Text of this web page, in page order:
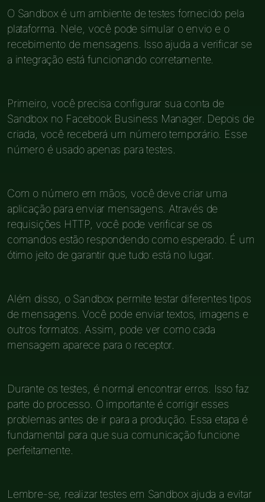
O Sandbox é um ambiente de testes fornecido pela
plataforma. Nele, você pode simular o envio e o
recebimento de mensagens. Isso ajuda a verificar se
a integração está funcionando corretamente.
Primeiro, você precisa configurar sua conta de
Sandbox no Facebook Business Manager. Depois de
criada, você receberá um número temporário. Esse
número é usado apenas para testes.
Com o número em mãos, você deve criar uma
aplicação para enviar mensagens. Através de
requisições HTTP, você pode verificar se os
comandos estão respondendo como esperado. É um
ótimo jeito de garantir que tudo está no lugar.
Além disso, o Sandbox permite testar diferentes tipos
de mensagens. Você pode enviar textos, imagens e
outros formatos. Assim, pode ver como cada
mensagem aparece para o receptor.
Durante os testes, é normal encontrar erros. Isso faz
parte do processo. O importante é corrigir esses
problemas antes de ir para a produção. Essa etapa é
fundamental para que sua comunicação funcione
perfeitamente.
Lembre-se, realizar testes em Sandbox ajuda a evitar